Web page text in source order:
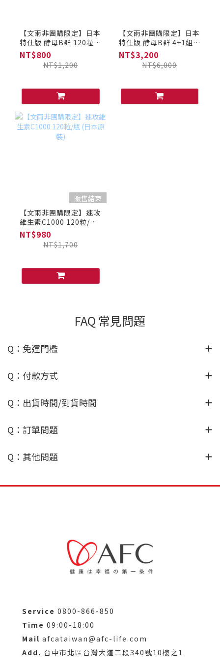
【文雨非團購限定】日本
特仕版 酵母B群 120粒/
瓶 (日本原裝) (酵母增強
版)
NT$800
NT$1,200
【文雨非團購限定】日本
特仕版 酵母B群 4+1組
(日本原裝) (酵母增強版)
NT$3,200
NT$6,000
販售結束
【文雨非團購限定】速攻
維生素C1000 120粒/瓶
(日本原裝)
NT$980
NT$1,700
FAQ 常見問題
Q：免運門檻
Q：付款方式
Q：出貨時間/到貨時間
Q：訂單問題
Q：其他問題
Service 0800-866-850
Time 09:00-18:00
Mail afcataiwan@afc-life.com
Add. 台中市北區台灣大道二段340號10樓之1